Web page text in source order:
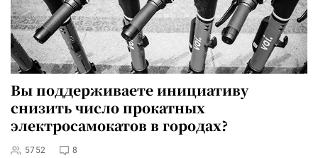
Вы поддерживаете инициативу
снизить число прокатных
электросамокатов в городах?
5752 8